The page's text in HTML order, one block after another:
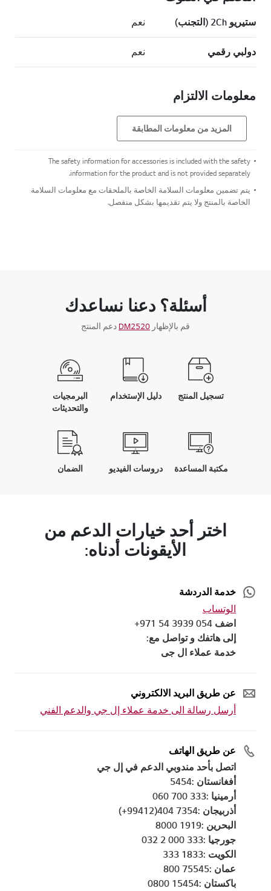
ستيريو 2Ch (التجنب) نعم
دولبي رقمي نعم
معلومات الالتزام
المزيد من معلومات المطابقة
The safety information for accessories is included with the safety
information for the product and is not provided separately.
يتم تضمين معلومات السلامة الخاصة بالملحقات مع معلومات السلامة
الخاصة بالمنتج ولا يتم تقديمها بشكل منفصل.
أسئلة؟ دعنا نساعدك
قم بالإظهار DM2520 دعم المنتج
تسجيل المنتج دليل الإستخدام
البرمجيات
والتحديثات
مكتبة المساعدة دروسات الفيديو الضمان
اختر أحد خيارات الدعم من
الأيقونات أدناه:
خدمة الدردشة
الوتساب
اضف 054 3939 54 971+
إلى هاتفك و تواصل مع:
خدمة عملاء ال جى
عن طريق البريد الالكتروني
أرسل رسالة الى خدمة عملاء إل جي والدعم الفني
عن طريق الهاتف
اتصل بأحد مندوبي الدعم في إل جي
أفغانستان :5454
أرمينيا :333 700 060
أذربيجان :7354 404(99412+)
البحرين :1919 8000
جورجيا :333 000 2 032
الكويت :1833 333
عمان :75545 800
باكستان :15454 0800